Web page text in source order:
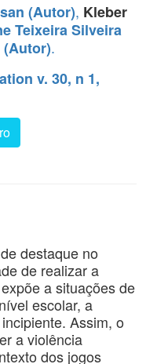
(Autor), Kleber
Teixeira Silveira
.
v. 30, n 1,
destaque no
de realizar a
a situações de
escolar, a
Assim, o
a violência
dos jogos